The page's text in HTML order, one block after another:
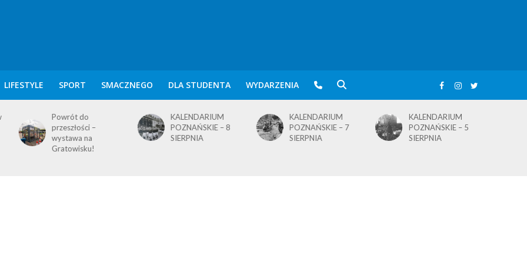
LIFESTYLE SPORT SMACZNEGO DLA STUDENTA WYDARZENIA
KALENDARIUM
POZNAŃSKIE – 8
SIERPNIA
KALENDARIUM
POZNAŃSKIE – 7
SIERPNIA
KALENDARIUM
POZNAŃSKIE – 5
SIERPNIA
KALENDARIUM
POZNAŃSKIE – 4
SIERPNIA